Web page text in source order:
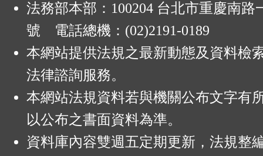
法務部本部：100204 台北市重慶南路
號 電話總機：(02)2191-0189
本網站提供法規之最新動態及資料檢
法律諮詢服務。
本網站法規資料若與機關公布文字有
以公布之書面資料為準。
資料庫內容雙週五定期更新，法規整